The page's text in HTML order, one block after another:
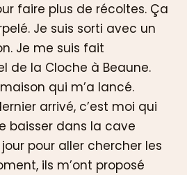
faire plus de récoltes. Ça
Je suis sorti avec un
Je me suis fait
de la Cloche à Beaune.
qui m’a lancé.
arrivé, c’est moi qui
baisser dans la cave
pour aller chercher les
ils m’ont proposé